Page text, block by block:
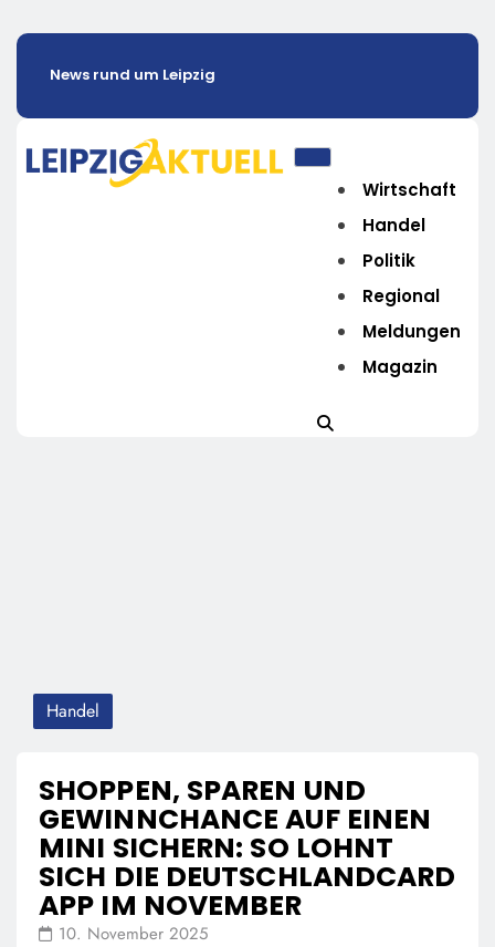
News rund um Leipzig
Wirtschaft
Handel
Politik
Regional
Meldungen
Magazin
Handel
SHOPPEN, SPAREN UND
GEWINNCHANCE AUF EINEN
MINI SICHERN: SO LOHNT
SICH DIE DEUTSCHLANDCARD
APP IM NOVEMBER
10. November 2025